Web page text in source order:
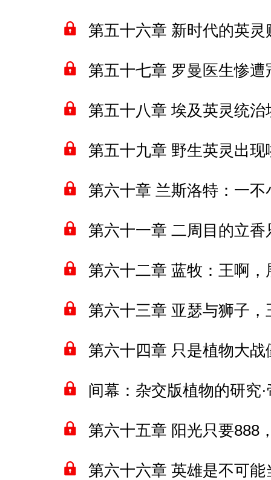
第五十六章 新时代的英灵
第五十七章 罗曼医生惨遭
第五十八章 埃及英灵统
第五十九章 野生英灵出
第六十章 兰斯洛特：一
第六十一章 二周目的立香
第六十二章 蓝牧：王啊
第六十三章 亚瑟与狮子
第六十四章 只是植物大
间幕：杂交版植物的研究
第六十五章 阳光只要888
第六十六章 英雄是不可